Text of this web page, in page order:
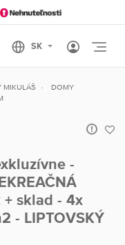
MIKULÁŠ
DOMY
-
+ sklad - 4x
- LIPTOVSKÝ